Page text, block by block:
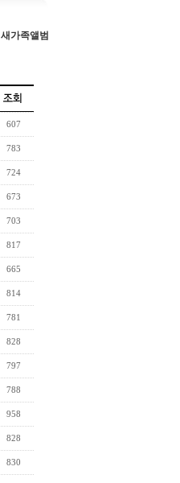
새가족앨범
607
783
724
673
703
817
665
814
781
828
797
788
958
828
830